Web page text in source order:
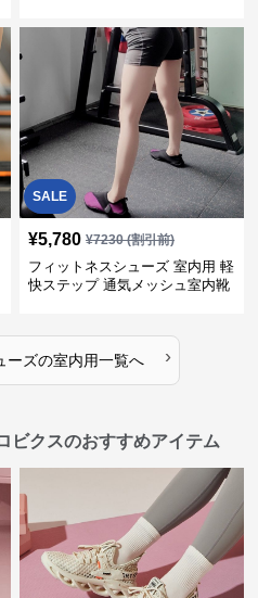
SALE
¥5,780 ¥7230(割引前)
フィットネスシューズ 室内用 軽
快ステップ 通気メッシュ室内靴
ーズの室内用一覧へ ›
ビクスのおすすめアイテム